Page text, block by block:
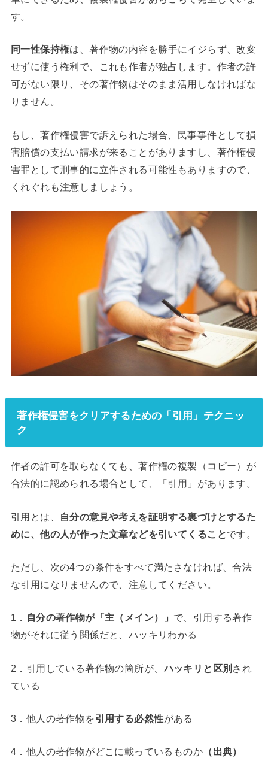
す。
同一性保持権は、著作物の内容を勝手にイジらず、改変
せずに使う権利で、これも作者が独占します。作者の許
可がない限り、その著作物はそのまま活用しなければな
りません。
もし、著作権侵害で訴えられた場合、民事事件として損
害賠償の支払い請求が来ることがありますし、著作権侵
害罪として刑事的に立件される可能性もありますので、
くれぐれも注意しましょう。
著作権侵害をクリアするための「引用」テクニッ
ク
作者の許可を取らなくても、著作権の複製（コピー）が
合法的に認められる場合として、「引用」があります。
引用とは、
自分の意見や考えを証明する裏づけとするた
めに、他の人が作った文章などを引いてくることです。
ただし、次の4つの条件をすべて満たさなければ、合法
な引用になりませんので、注意してください。
1． 自分の著作物が「主（メイン）」 で、引用する著作
物がそれに従う関係だと、ハッキリわかる
2．引用している著作物の箇所が、ハッキリと区別 され
ている
3．他人の著作物を引用する必然性がある
4．他人の著作物がどこに載っているものか （出典）